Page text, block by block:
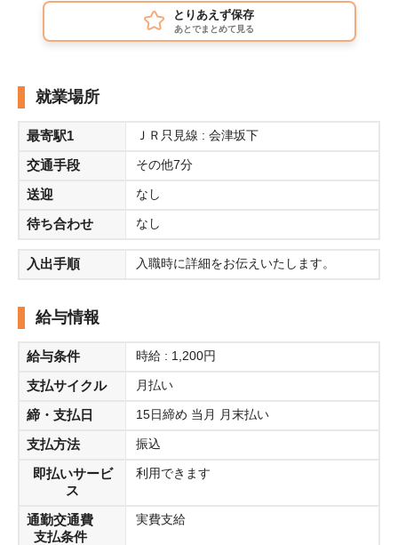
とりあえず保存
あとでまとめて見る
就業場所
最寄駅1 ＪＲ只見線 : 会津坂下
交通手段 その他7分
送迎 なし
待ち合わせ なし
入出手順 入職時に詳細をお伝えいたします。
給与情報
給与条件 時給 : 1,200円
支払サイクル 月払い
締・支払日 15日締め 当月 月末払い
支払方法 振込
即払いサービ
ス
利用できます
通勤交通費
支払条件
実費支給